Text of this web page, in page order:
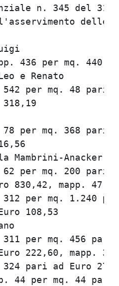
n. 345 del
delle
436 per mq. 440
e Renato
per mq. 48 pari
per mq. 368 pari
Mambrini-Anacker
per mq. 200 pari
830,42, mapp. 47
per mq. 1.240
108,53
per mq. 456 pari
222,60, mapp.
324 pari ad Euro
44 per mq. 44